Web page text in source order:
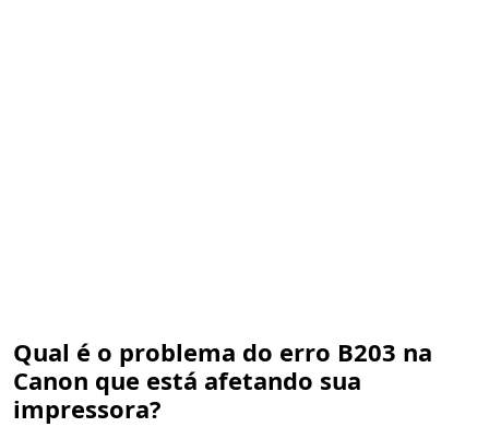
Qual é o problema do erro B203 na
Canon que está afetando sua
impressora?